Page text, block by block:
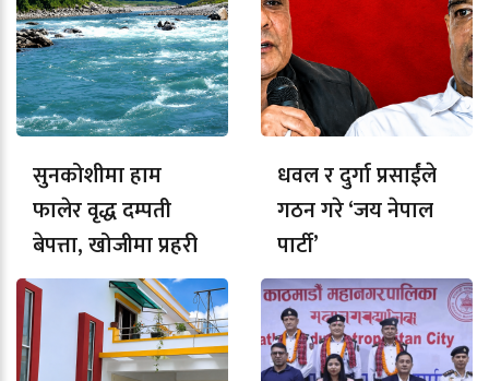
सुनकोशीमा हाम
फालेर वृद्ध दम्पती
बेपत्ता, खोजीमा प्रहरी
धवल र दुर्गा प्रसाईंले
गठन गरे ‘जय नेपाल
पार्टी’